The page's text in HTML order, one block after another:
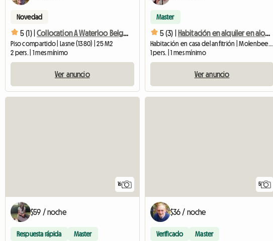
Novedad
5 (1) | Collocation A Waterloo Belgique
Piso compartido | Lasne (1380) | 25 M2
2 pers. | 1 mes mínimo
Ver anuncio
Master
5 (3) | Habitación en alquiler en alojamiento compartido (1)
Habitación en casa del anfitrión | Molenbeek-Saint-Jean (1080) | 18 M2
1 pers. | 1 mes mínimo
Ver anuncio
16
$59 / noche
Respuesta rápida Master
5
$36 / noche
Verificado Master